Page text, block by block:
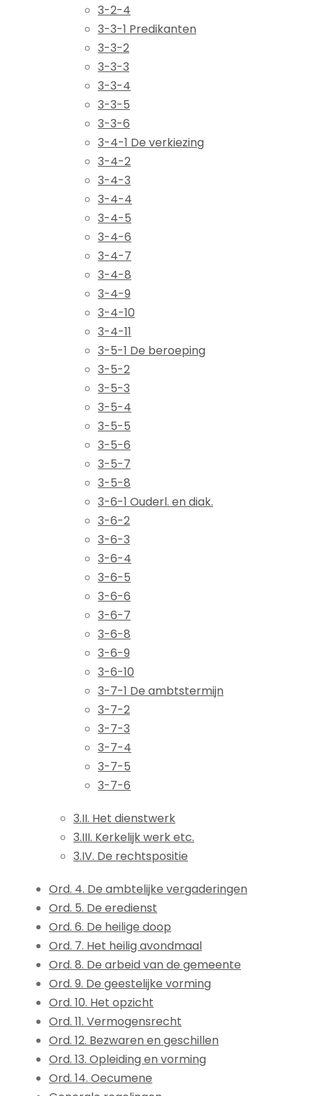
3-2-4
3-3-1 Predikanten
3-3-2
3-3-3
3-3-4
3-3-5
3-3-6
3-4-1 De verkiezing
3-4-2
3-4-3
3-4-4
3-4-5
3-4-6
3-4-7
3-4-8
3-4-9
3-4-10
3-4-11
3-5-1 De beroeping
3-5-2
3-5-3
3-5-4
3-5-5
3-5-6
3-5-7
3-5-8
3-6-1 Ouderl. en diak.
3-6-2
3-6-3
3-6-4
3-6-5
3-6-6
3-6-7
3-6-8
3-6-9
3-6-10
3-7-1 De ambtstermijn
3-7-2
3-7-3
3-7-4
3-7-5
3-7-6
3.II. Het dienstwerk
3.III. Kerkelijk werk etc.
3.IV. De rechtspositie
Ord. 4. De ambtelijke vergaderingen
Ord. 5. De eredienst
Ord. 6. De heilige doop
Ord. 7. Het heilig avondmaal
Ord. 8. De arbeid van de gemeente
Ord. 9. De geestelijke vorming
Ord. 10. Het opzicht
Ord. 11. Vermogensrecht
Ord. 12. Bezwaren en geschillen
Ord. 13. Opleiding en vorming
Ord. 14. Oecumene